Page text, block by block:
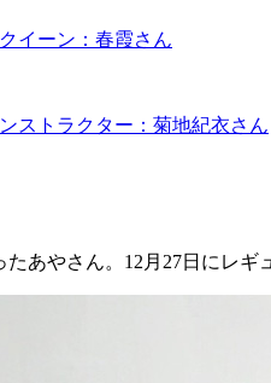
イーン：春霞さん
ストラクター：菊地紀衣さん
たあやさん。12月27日にレ